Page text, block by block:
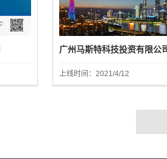
广州马斯特科技投资有限公
上线时间：2021/4/12